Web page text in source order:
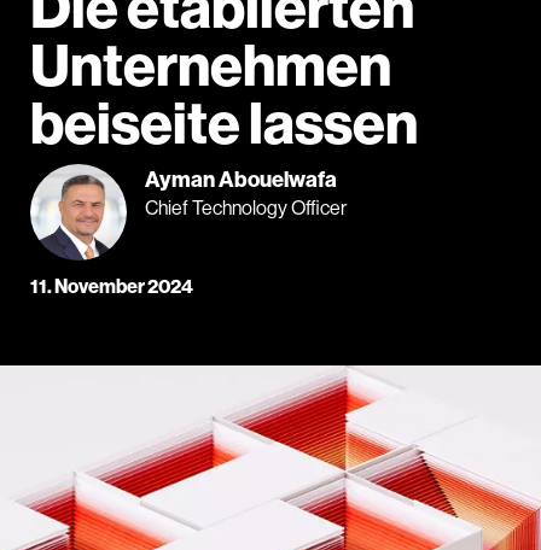
Unternehmen
beiseite lassen
Ayman Abouelwafa
Chief Technology Officer
11. November 2024